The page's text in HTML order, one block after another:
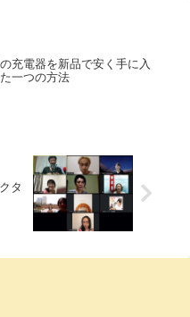
充電器を新品で安く手に入
一つの方法
タ